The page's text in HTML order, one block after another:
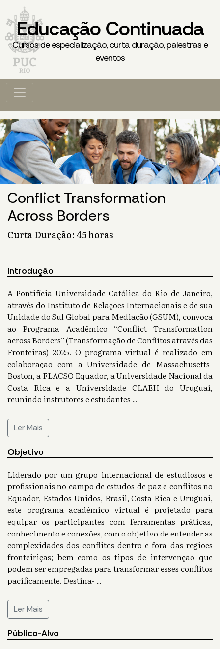
Educação Continuada
Cursos de especialização, curta duração, palestras e
eventos
Conflict Transformation
Across Borders
Curta Duração: 45 horas
Introdução
A Pontifícia Universidade Católica do Rio de Janeiro,
através do Instituto de Relações Internacionais e de sua
Unidade do Sul Global para Mediação (GSUM), convoca
ao Programa Acadêmico “Conflict Transformation
across Borders” (Transformação de Conflitos através das
Fronteiras) 2025. O programa virtual é realizado em
colaboração com a Universidade de Massachusetts-
Boston, a FLACSO Equador, a Universidade Nacional da
Costa Rica e a Universidade CLAEH do Uruguai,
reunindo instrutores e estudantes ...
Ler Mais
Objetivo
Liderado por um grupo internacional de estudiosos e
profissionais no campo de estudos de paz e conflitos no
Equador, Estados Unidos, Brasil, Costa Rica e Uruguai,
este programa acadêmico virtual é projetado para
equipar os participantes com ferramentas práticas,
conhecimento e conexões, com o objetivo de entender as
complexidades dos conflitos dentro e fora das regiões
fronteiriças; bem como os tipos de intervenção que
podem ser empregadas para transformar esses conflitos
pacificamente. Destina- ...
Ler Mais
Público-Alvo